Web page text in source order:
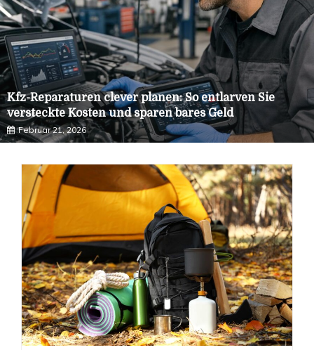
Kfz-Reparaturen clever planen: So entlarven Sie
versteckte Kosten und sparen bares Geld
Februar 21, 2026